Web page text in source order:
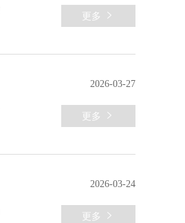
更多 
2026-03-27
更多 
2026-03-24
更多 